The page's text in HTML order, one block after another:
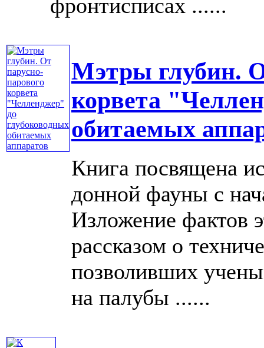
фронтисписах ......
Мэтры глубин.
корвета
обитаемых
Книга посвящена
донной фауны с
Изложение фактов
рассказом о
позволивших
на палубы ......